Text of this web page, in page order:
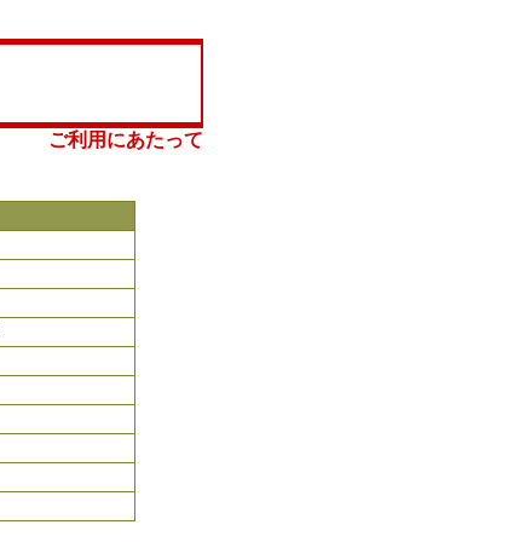
ご利用にあたって